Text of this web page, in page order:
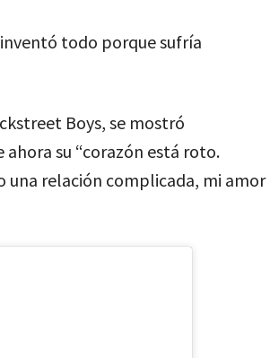
todo porque sufría
Boys, se mostró
su “corazón está roto.
una relación complicada, mi amor